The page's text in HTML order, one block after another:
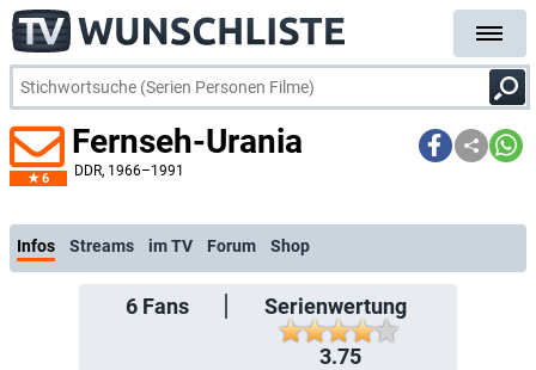
6
Fernseh-Urania
DDR, 1966–1991
Infos Streams im TV Forum Shop
6Fans
Serienwertung
3.75